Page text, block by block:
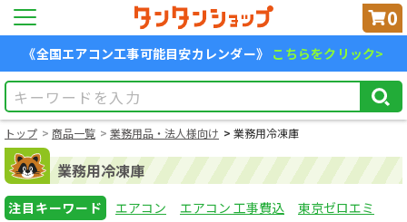
0
《全国エアコン工事可能目安カレンダー》 こちらをクリック>
トップ 商品一覧 業務用品・法人様向け 業務用冷凍庫
業務用冷凍庫
注目キーワード エアコン エアコン 工事費込
東京ゼロエミ